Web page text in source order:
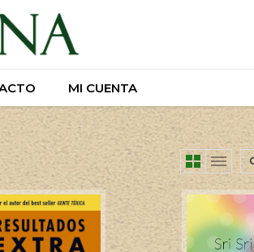
MI CUENTA
MI CUENTA
https://wa.link/csnxsu